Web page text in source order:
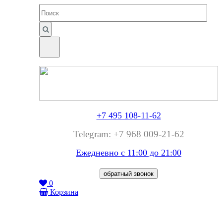
+7 495 108-11-62
Telegram: +7 968 009-21-62
Ежедневно с 11:00 до 21:00
обратный звонок
0
Корзина